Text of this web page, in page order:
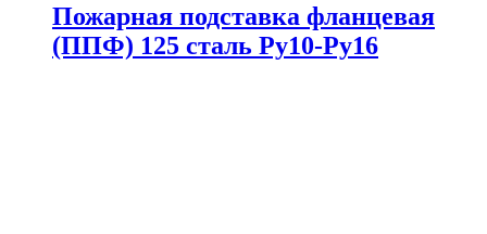
Пожарная подставка фланцевая
(ППФ) 125 сталь Ру10-Ру16